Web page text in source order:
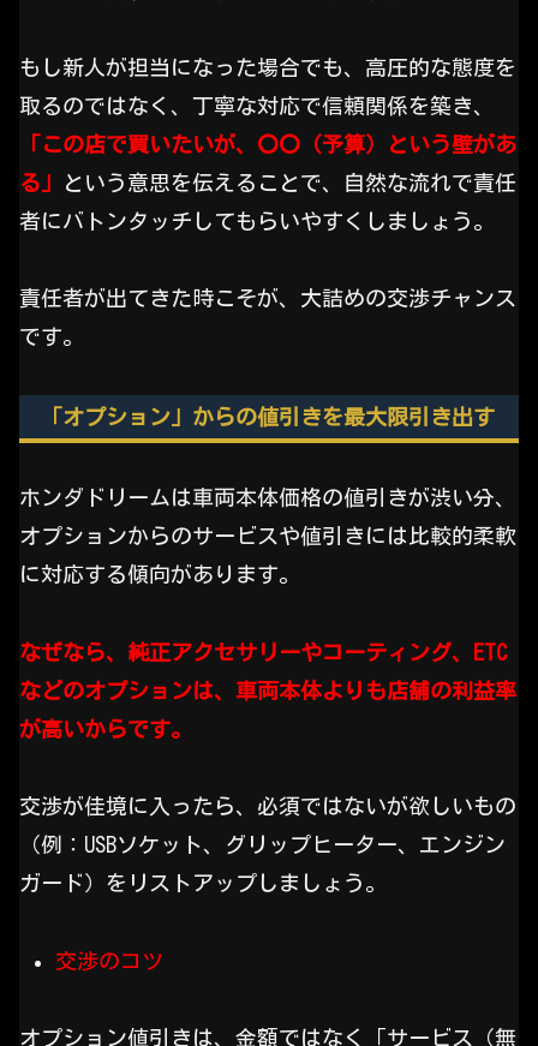
もし新人が担当になった場合でも、高圧的な態度を
取るのではなく、丁寧な対応で信頼関係を築き、
「この店で買いたいが、〇〇（予算）という壁があ
る」
という意思を伝えることで、自然な流れで責任
者にバトンタッチしてもらいやすくしましょう。
責任者が出てきた時こそが、大詰めの交渉チャンス
です。
「オプション」からの値引きを最大限引き出す
ホンダドリームは車両本体価格の値引きが渋い分、
オプションからのサービスや値引きには比較的柔軟
に対応する傾向があります。
なぜなら、純正アクセサリーやコーティング、ETC
などのオプションは、車両本体よりも店舗の利益率
が高いからです。
交渉が佳境に入ったら、必須ではないが欲しいもの
（例：USBソケット、グリップヒーター、エンジン
ガード）をリストアップしましょう。
交渉のコツ
オプション値引きは、金額ではなく「サービス（無